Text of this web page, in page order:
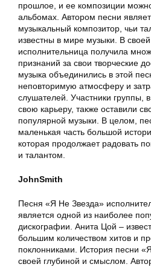
прошлое, и ее композиции
альбомах. Автором песни
музыкальный композитор, чьи
известны в мире музыки. В
исполнительница получила
признаний за свои творческие
музыка объединились в этой
неповторимую атмосферу и
слушателей. Участники группы,
свою карьеру, также оставили
популярной музыки. В целом,
маленькая часть большой
которая продолжает радовать
и талантом.
JohnSmith
Песня «Я Не Звезда»
является одной из наиболее
дискографии. Анита Цой –
большим количеством хитов и
поклонниками. История песни
своей глубиной и смыслом.